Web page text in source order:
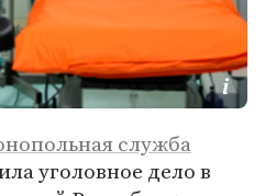
служба
уголовное дело в